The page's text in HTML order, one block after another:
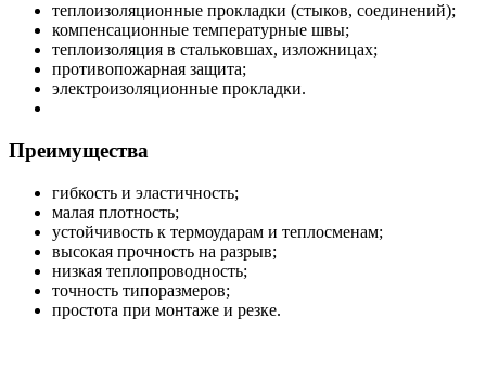
теплоизоляционные прокладки (стыков, соединений);
компенсационные температурные швы;
теплоизоляция в стальковшах, изложницах;
противопожарная защита;
электроизоляционные прокладки.
Преимущества
гибкость и эластичность;
малая плотность;
устойчивость к термоударам и теплосменам;
высокая прочность на разрыв;
низкая теплопроводность;
точность типоразмеров;
простота при монтаже и резке.